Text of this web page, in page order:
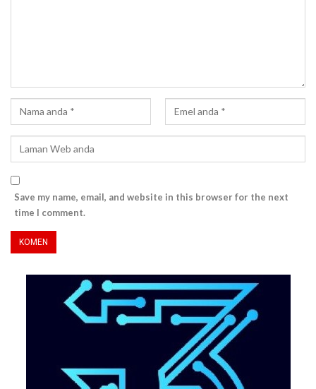
Save my name, email, and website in this browser for the next
time I comment.